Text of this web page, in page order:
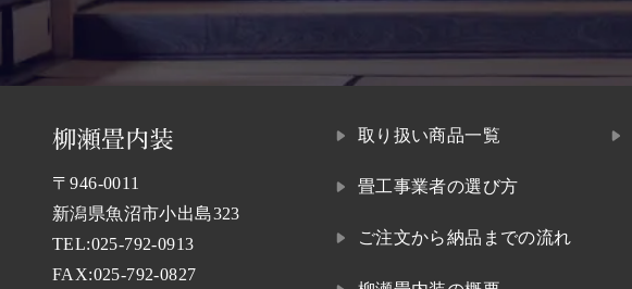
〒946-0011
新潟県魚沼市小出島323
TEL:025-792-0913
FAX:025-792-0827
取り扱い商品一覧
畳工事業者の選び方
ご注文から納品までの流れ